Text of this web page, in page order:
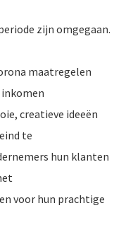
zijn omgegaan.
maatregelen
inkomen
creatieve ideeën
te
hun klanten
voor hun prachtige